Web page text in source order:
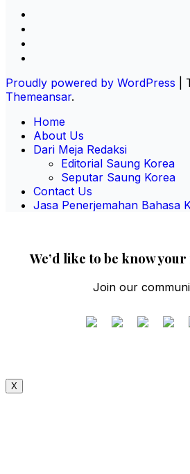
Proudly powered by WordPress
Themeansar.
Home
About Us
Dari Meja Redaksi
Editorial Saung Korea
Seputar Saung Korea
Contact Us
Jasa Penerjemahan Bahasa
We’d like to be know
Join our
X